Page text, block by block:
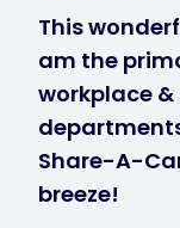
This
am the
workplace
Share-A-
breeze!